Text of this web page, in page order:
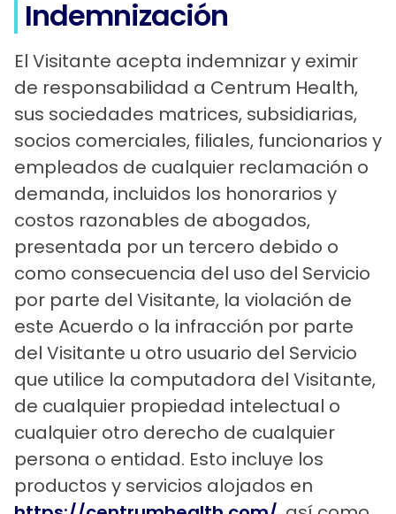
Indemnización
El Visitante acepta indemnizar y eximir
de responsabilidad a Centrum Health,
sus sociedades matrices, subsidiarias,
socios comerciales, filiales, funcionarios y
empleados de cualquier reclamación o
demanda, incluidos los honorarios y
costos razonables de abogados,
presentada por un tercero debido o
como consecuencia del uso del Servicio
por parte del Visitante, la violación de
este Acuerdo o la infracción por parte
del Visitante u otro usuario del Servicio
que utilice la computadora del Visitante,
de cualquier propiedad intelectual o
cualquier otro derecho de cualquier
persona o entidad. Esto incluye los
productos y servicios alojados en